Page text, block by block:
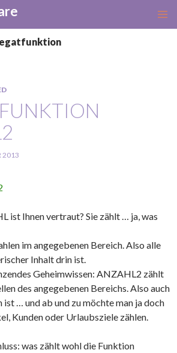
2013
ist Ihnen vertraut? Sie zählt … ja, was
im angegebenen Bereich. Also alle
Inhalt drin ist.
Geheimwissen: ANZAHL2 zählt
des angegebenen Bereichs. Also auch
ist … und ab und zu möchte man ja doch
Kunden oder Urlaubsziele zählen.
was zählt wohl die Funktion